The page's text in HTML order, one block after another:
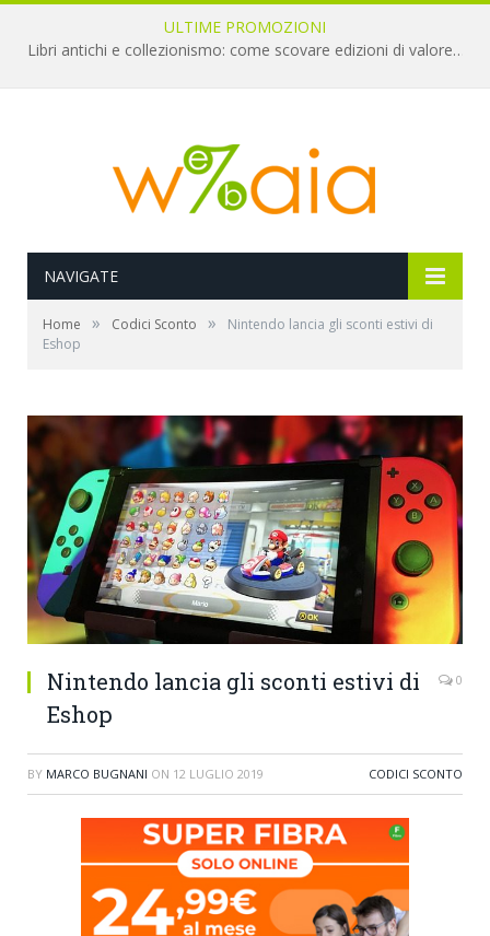
ULTIME PROMOZIONI
Libri antichi e collezionismo: come scovare edizioni di valore a pochi euro
NAVIGATE
Home » Codici Sconto »
Nintendo lancia gli sconti estivi di
Eshop
Nintendo lancia gli sconti estivi di
Eshop
0
BY MARCO BUGNANI ON 12 LUGLIO 2019 CODICI SCONTO